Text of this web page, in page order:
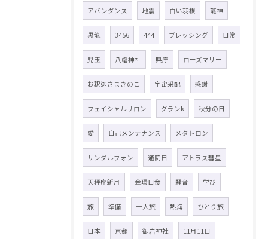
アバンダンス 地震 白い羽根 龍神
黒龍 3456 444 ブレッシング 日常
児玉 八幡神社 県庁 ローズマリー
お釈迦さまきのこ 宇宙采配 感謝
フェイシャルサロン グランk 秋分の日
愛 自己メンテナンス メタトロン
サンダルフォン 通院日 アトラス彗星
天秤座新月 金環日食 騒音 学び
旅 準備 一人旅 熱海 ひとり旅
日本 京都 御岩神社 11月11日